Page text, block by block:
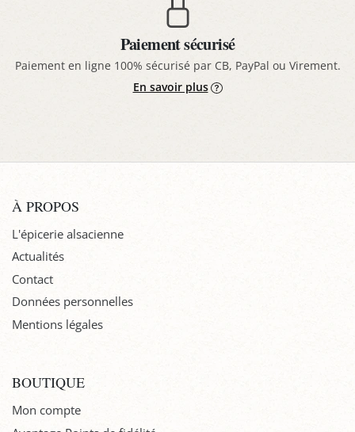
Paiement sécurisé
Paiement en ligne 100% sécurisé par CB, PayPal ou Virement.
En savoir plus
À PROPOS
L'épicerie alsacienne
Actualités
Contact
Données personnelles
Mentions légales
BOUTIQUE
Mon compte